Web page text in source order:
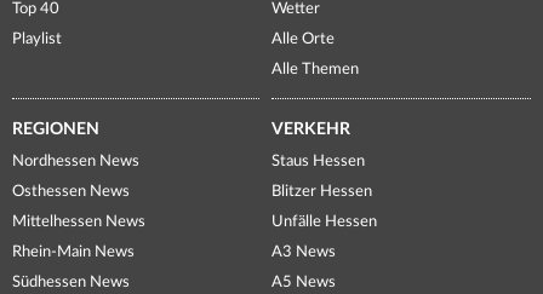
Top 40
Playlist
Wetter
Alle Orte
Alle Themen
REGIONEN
Nordhessen News
Osthessen News
Mittelhessen News
Rhein-Main News
Südhessen News
VERKEHR
Staus Hessen
Blitzer Hessen
Unfälle Hessen
A3 News
A5 News